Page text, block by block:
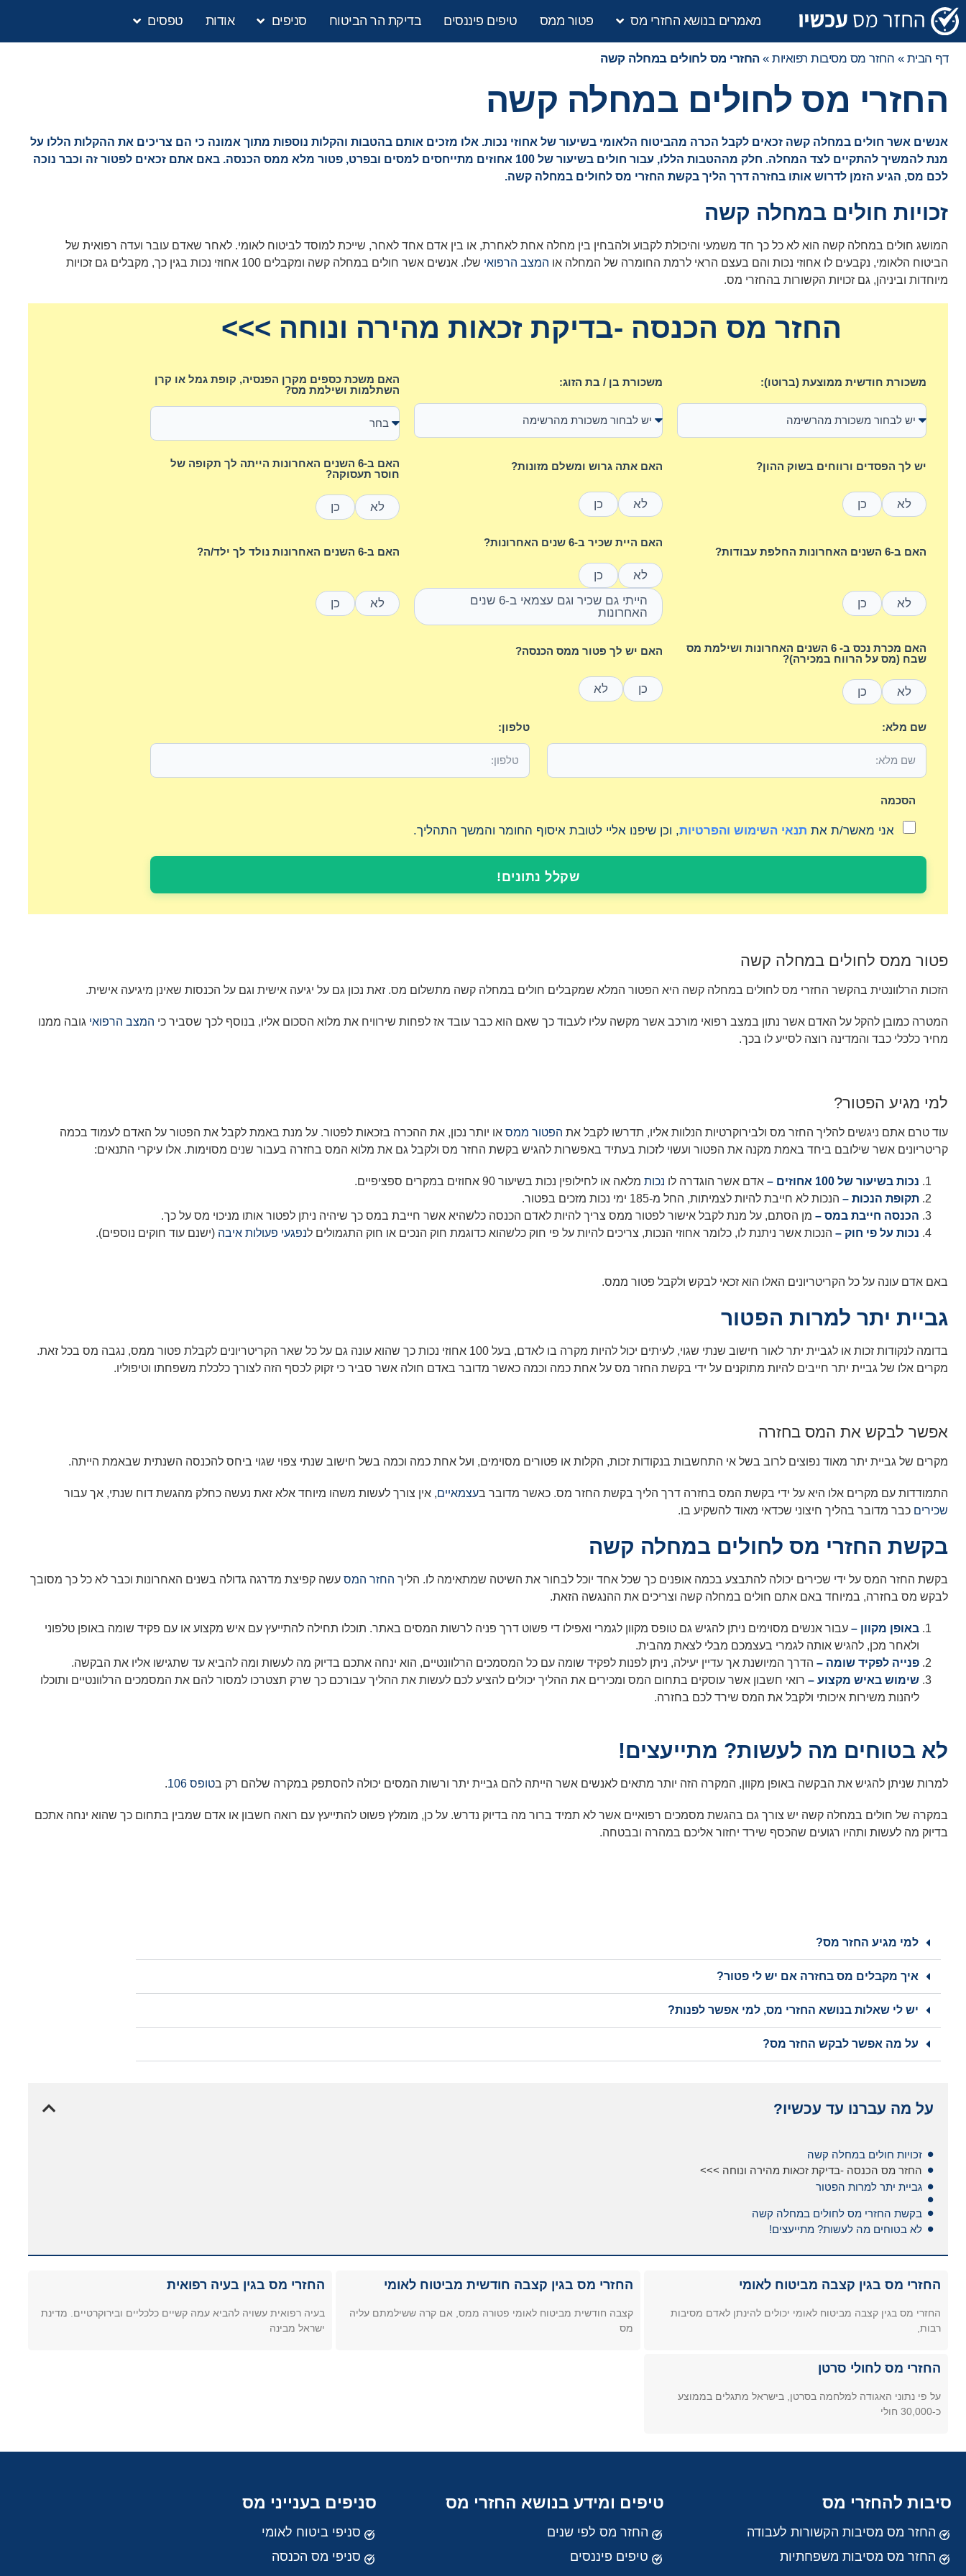
מאמרים בנושא החזרי מס פטור ממס טיפים פיננסים בדיקת הר הביטוח סניפים אודות טפסים
דף הבית » החזר מס מסיבות רפואיות »החזרי מס לחולים במחלה קשה
החזרי מס לחולים במחלה קשה
אנשים אשר חולים במחלה קשה זכאים לקבל הכרה מהביטוח הלאומי בשיעור של אחוזי נכות. אלו מזכים אותם בהטבות והקלות נוספות מתוך אמונה כי הם צריכים את ההקלות הללו על
מנת להמשיך להתקיים לצד המחלה. חלק מההטבות הללו, עבור חולים בשיעור של 100 אחוזים מתייחסים למסים ובפרט, פטור מלא ממס הכנסה. באם אתם זכאים לפטור זה וכבר נוכה
לכם מס, הגיע הזמן לדרוש אותו בחזרה דרך הליך בקשת החזרי מס לחולים במחלה קשה.
זכויות חולים במחלה קשה
המושג חולים במחלה קשה הוא לא כל כך חד משמעי והיכולת לקבוע ולהבחין בין מחלה אחת לאחרת, או בין אדם אחד לאחר, שייכת למוסד לביטוח לאומי. לאחר שאדם עובר ועדה רפואית של
הביטוח הלאומי, נקבעים לו אחוזי נכות והם בעצם הראי לרמת החומרה של המחלה או המצב הרפואי
שלו. אנשים אשר חולים במחלה קשה ומקבלים 100 אחוזי נכות בגין כך, מקבלים גם זכויות
מיוחדות וביניהן, גם זכויות הקשורות בהחזרי מס.
החזר מס הכנסה -בדיקת זכאות מהירה ונוחה >>>
משכורת חודשית ממוצעת (ברוטו): משכורת בן / בת הזוג:
האם משכת כספים מקרן הפנסיה, קופת גמל או קרן
השתלמות ושילמת מס?
יש לך הפסדים ורווחים בשוק ההון?
לא כן
האם אתה גרוש ומשלם מזונות?
לא כן
האם ב-6 השנים האחרונות הייתה לך תקופה של
חוסר תעסוקה?
לא כן
האם ב-6 השנים האחרונות החלפת עבודות?
לא כן
האם היית שכיר ב-6 שנים האחרונות?
לא
כן
הייתי גם שכיר וגם עצמאי ב-6 שנים
האחרונות
האם ב-6 השנים האחרונות נולד לך ילד/ה?
לא כן
האם מכרת נכס ב- 6 השנים האחרונות ושילמת מס
שבח (מס על הרווח במכירה)?
לא כן
האם יש לך פטור ממס הכנסה?
כן לא
שם מלא: טלפון:
הסכמה
אני מאשר/ת את תנאי השימוש והפרטיות, וכן שיפנו אליי לטובת איסוף החומר והמשך התהליך.
שקלל נתונים!
פטור ממס לחולים במחלה קשה
הזכות הרלוונטית בהקשר החזרי מס לחולים במחלה קשה היא הפטור המלא שמקבלים חולים במחלה קשה מתשלום מס. זאת נכון גם על יגיעה אישית וגם על הכנסות שאינן מיגיעה אישית.
המטרה כמובן להקל על האדם אשר נתון במצב רפואי מורכב אשר מקשה עליו לעבוד כך שאם הוא כבר עובד אז לפחות שירוויח את מלוא הסכום אליו, בנוסף לכך שסביר כי המצב הרפואי גובה ממנו
מחיר כלכלי כבד והמדינה רוצה לסייע לו בכך.
למי מגיע הפטור?
עוד טרם אתם ניגשים להליך החזר מס ולבירוקרטיות הנלוות אליו, תדרשו לקבל את הפטור ממס או יותר נכון, את ההכרה בזכאות לפטור. על מנת באמת לקבל את הפטור על האדם לעמוד בכמה
קריטריונים אשר שילובם ביחד באמת מקנה את הפטור ועשוי לזכות בעתיד באפשרות להגיש בקשת החזר מס ולקבל גם את מלוא המס בחזרה בעבור שנים מסוימות. אלו עיקרי התנאים:
נכות בשיעור של 100 אחוזים – אדם אשר הוגדרה לו נכות מלאה או לחילופין נכות בשיעור 90 אחוזים במקרים ספציפיים.
תקופת הנכות – הנכות לא חייבת להיות לצמיתות, החל מ-185 ימי נכות מזכים בפטור.
הכנסה חייבת במס – מן הסתם, על מנת לקבל אישור לפטור ממס צריך להיות לאדם הכנסה כלשהיא אשר חייבת במס כך שיהיה ניתן לפטור אותו מניכוי מס על כך.
נכות על פי חוק – הנכות אשר ניתנת לו, כלומר אחוזי הנכות, צריכים להיות על פי חוק כלשהוא כדוגמת חוק הנכים או חוק התגמולים לנפגעי פעולות איבה (ישנם עוד חוקים נוספים).
באם אדם עונה על כל הקריטריונים האלו הוא זכאי לבקש ולקבל פטור ממס.
גביית יתר למרות הפטור
בדומה לנקודות זכות או לגביית יתר לאור חישוב שנתי שגוי, לעיתים יכול להיות מקרה בו לאדם, בעל 100 אחוזי נכות כך שהוא עונה גם על כל שאר הקריטריונים לקבלת פטור ממס, נגבה מס בכל זאת.
מקרים אלו של גביית יתר חייבים להיות מתוקנים על ידי בקשת החזר מס על אחת כמה וכמה כאשר מדובר באדם חולה אשר סביר כי זקוק לכסף הזה לצורך כלכלת משפחתו וטיפוליו.
אפשר לבקש את המס בחזרה
מקרים של גביית יתר מאוד נפוצים לרוב בשל אי התחשבות בנקודות זכות, הקלות או פטורים מסוימים, ועל אחת כמה וכמה בשל חישוב שנתי צפוי שגוי ביחס להכנסה השנתית שבאמת הייתה.
התמודדות עם מקרים אלו היא על ידי בקשת המס בחזרה דרך הליך בקשת החזר מס. כאשר מדובר בעצמאיים, אין צורך לעשות משהו מיוחד אלא זאת נעשה כחלק מהגשת דוח שנתי, אך עבור
שכירים כבר מדובר בהליך חיצוני שכדאי מאוד להשקיע בו.
בקשת החזרי מס לחולים במחלה קשה
בקשת החזר המס על ידי שכירים יכולה להתבצע בכמה אופנים כך שכל אחד יוכל לבחור את השיטה שמתאימה לו. הליך החזר המס עשה קפיצת מדרגה גדולה בשנים האחרונות וכבר לא כל כך מסובך
לבקש מס בחזרה, במיוחד באם אתם חולים במחלה קשה וצריכים את ההנגשה הזאת.
באופן מקוון – עבור אנשים מסוימים ניתן להגיש גם טופס מקוון לגמרי ואפילו די פשוט דרך פניה לרשות המסים באתר. תוכלו תחילה להתייעץ עם איש מקצוע או עם פקיד שומה באופן טלפוני
ולאחר מכן, להגיש אותה לגמרי בעצמכם מבלי לצאת מהבית.
פנייה לפקיד שומה – הדרך המיושנת אך עדיין יעילה, ניתן לפנות לפקיד שומה עם כל המסמכים הרלוונטיים, הוא ינחה אתכם בדיוק מה לעשות ומה להביא עד שתגישו אליו את הבקשה.
שימוש באיש מקצוע – רואי חשבון אשר עוסקים בתחום המס ומכירים את ההליך יכולים להציע לכם לעשות את ההליך עבורכם כך שרק תצטרכו למסור להם את המסמכים הרלוונטיים ותוכלו
ליהנות משירות איכותי ולקבל את המס שירד לכם בחזרה.
לא בטוחים מה לעשות? מתייעצים!
למרות שניתן להגיש את הבקשה באופן מקוון, המקרה הזה יותר מתאים לאנשים אשר הייתה להם גביית יתר ורשות המסים יכולה להסתפק במקרה שלהם רק בטופס 106 .
במקרה של חולים במחלה קשה יש צורך גם בהגשת מסמכים רפואיים אשר לא תמיד ברור מה בדיוק נדרש. על כן, מומלץ פשוט להתייעץ עם רואה חשבון או אדם שמבין בתחום כך שהוא ינחה אתכם
בדיוק מה לעשות ותהיו רגועים שהכסף שירד יחזור אליכם במהרה ובבטחה.
למי מגיע החזר מס?
איך מקבלים מס בחזרה אם יש לי פטור?
יש לי שאלות בנושא החזרי מס, למי אפשר לפנות?
על מה אפשר לבקש החזר מס?
על מה עברנו עד עכשיו?
זכויות חולים במחלה קשה
החזר מס הכנסה -בדיקת זכאות מהירה ונוחה >>>
גביית יתר למרות הפטור
בקשת החזרי מס לחולים במחלה קשה
לא בטוחים מה לעשות? מתייעצים!
החזרי מס בגין קצבה מביטוח לאומי
החזרי מס בגין קצבה מביטוח לאומי יכולים להינתן לאדם מסיבות
רבות,
החזרי מס בגין קצבה חודשית מביטוח לאומי
קצבה חודשית מביטוח לאומי פטורה ממס, אם קרה ששילמתם עליה
מס
החזרי מס בגין בעיה רפואית
בעיה רפואית עשויה להביא עמה קשיים כלכליים ובירוקרטיים. מדינת
ישראל מבינה
החזרי מס לחולי סרטן
על פי נתוני האגודה למלחמה בסרטן, בישראל מתגלים בממוצע
כ-30,000 חולי
סיבות להחזרי מס
החזר מס מסיבות הקשורות לעבודה
החזר מס מסיבות משפחתיות
טיפים ומידע בנושא החזרי מס
החזר מס לפי שנים
טיפים פיננסים
סניפים בענייני מס
סניפי ביטוח לאומי
סניפי מס הכנסה